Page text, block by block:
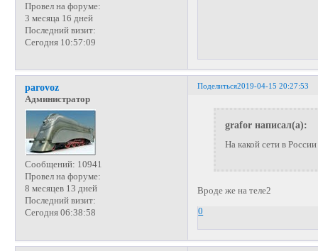
Провел на форуме:
3 месяца 16 дней
Последний визит:
Сегодня 10:57:09
Поделиться2019-04-15 20:27:53
parovoz
Администратор
Сообщений: 10941
Провел на форуме:
8 месяцев 13 дней
Последний визит:
Сегодня 06:38:58
grafor написал(а):
На какой сети в
Вроде же на теле2
0